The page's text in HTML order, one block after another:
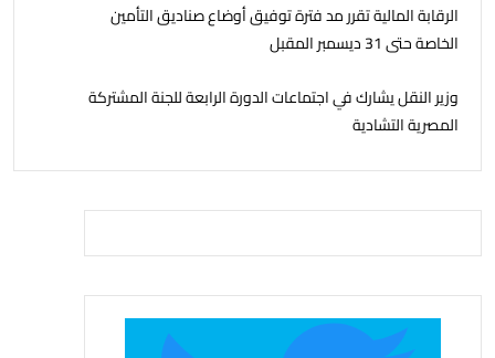
الرقابة المالية تقرر مد فترة توفيق أوضاع صناديق التأمين
الخاصة حتى 31 ديسمبر المقبل
وزير النقل يشارك في اجتماعات الدورة الرابعة للجنة المشتركة
المصرية التشادية